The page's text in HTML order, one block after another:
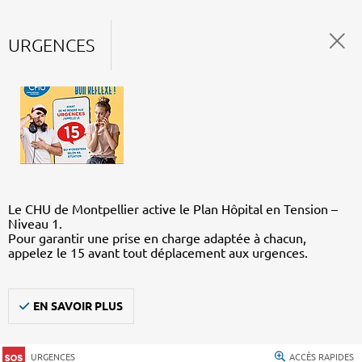
URGENCES
Le CHU de Montpellier active le Plan Hôpital en Tension –
Niveau 1.
Pour garantir une prise en charge adaptée à chacun,
appelez le 15 avant tout déplacement aux urgences.
EN SAVOIR PLUS
URGENCES ACCÈS RAPIDES